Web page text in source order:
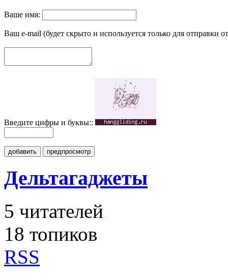
Ваше имя:
Ваш e-mail (будет скрыто и используется только для отправки
Введите цифры и буквы::
добавить предпросмотр
Дельтагаджеты
5 читателей
18 топиков
RSS